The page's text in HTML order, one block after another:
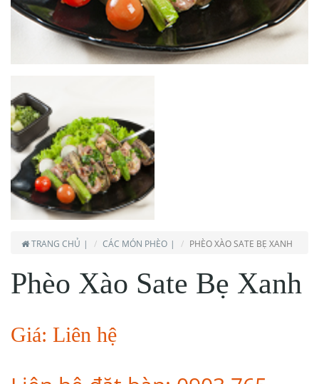
TRANG CHỦ CÁC MÓN PHÈO PHÈO XÀO SATE BẸ XANH
Phèo Xào Sate Bẹ Xanh
Giá: Liên hệ